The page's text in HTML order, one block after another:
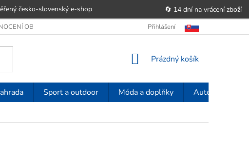
česko-slovenský e‑shop
🔄 14 dní na vrácení zboží
OBCHODU POUČENÍ O PRÁVU
Přihlášení
NÁKUPNÍ
Prázdný košík
Sport a outdoor Móda a doplňky Auto-moto